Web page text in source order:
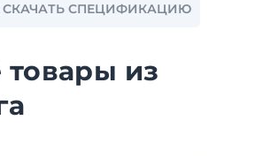
СКАЧАТЬ СПЕЦИФИКАЦИЮ
товары из